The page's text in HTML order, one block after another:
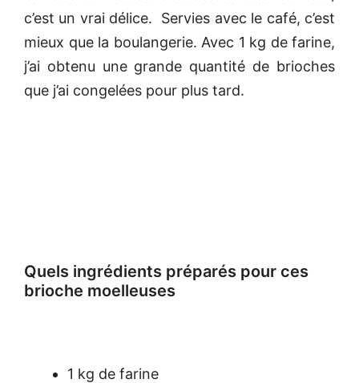
c’est un vrai délice. Servies avec le café, c’est
mieux que la boulangerie. Avec 1 kg de farine,
j’ai obtenu une grande quantité de brioches
que j’ai congelées pour plus tard.
Quels ingrédients préparés pour ces
brioche moelleuses
1 kg de farine